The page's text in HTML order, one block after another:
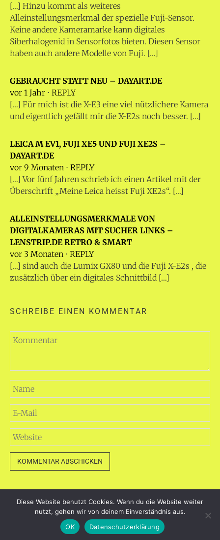
[…] Hinzu kommt als weiteres
Alleinstellungsmerkmal der spezielle Fuji-Sensor.
Keine andere Kameramarke kann digitales
Siberhalogenid in Sensorfotos bieten. Diesen Sensor
haben auch andere Modelle von Fuji. […]
GEBRAUCHT STATT NEU – DAYART.DE
vor 1 Jahr ⋅ REPLY
[…] Für mich ist die X-E3 eine viel nützlichere Kamera
und eigentlich gefällt mir die X-E2s noch besser. […]
LEICA M EV1, FUJI XE5 UND FUJI XE2S –
DAYART.DE
vor 9 Monaten ⋅ REPLY
[…] Vor fünf Jahren schrieb ich einen Artikel mit der
Überschrift „Meine Leica heisst Fuji XE2s“. […]
ALLEINSTELLUNGSMERKMALE VON
DIGITALKAMERAS MIT SUCHER LINKS –
LENSTRIP.DE RETRO & SMART
vor 3 Monaten ⋅ REPLY
[…] sind auch die Lumix GX80 und die Fuji X-E2s , die
zusätzlich über ein digitales Schnittbild […]
SCHREIBE EINEN KOMMENTAR
dayart.de
Stolz präsentiert von WordPress|Theme: Loose von
BlogOnYourOwn.com.
Diese Website benutzt Cookies. Wenn du die Website weiter
nutzt, gehen wir von deinem Einverständnis aus.
OK
Datenschutzerklärung